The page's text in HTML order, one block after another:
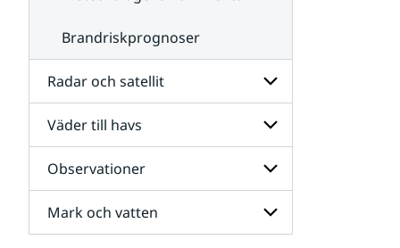
Brandriskprognoser
Radar och satellit
Undersidor
för
Radar
och
satellit
Väder till havs
Undersidor
för
Väder
till
havs
Observationer
Undersidor
för
Mark och vatten